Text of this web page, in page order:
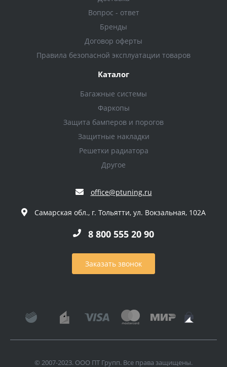
Вопрос - ответ
Бренды
Договор оферты
Правила безопасной эксплуатации товаров
Каталог
Багажные системы
Фаркопы
Защита бамперов и порогов
Защитные накладки
Решетки радиатора
Другое
office@ptuning.ru
Самарская обл., г. Тольятти, ул. Вокзальная, 102А
8 800 555 20 90
Заказать звонок
© 2007-2023. ООО ПТ Групп. Все права защищены.